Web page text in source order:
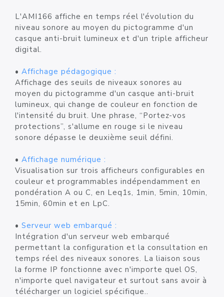
L'AMI166 affiche en temps réel l'évolution du
niveau sonore au moyen du pictogramme d'un
casque anti-bruit lumineux et d'un triple afficheur
digital.
• Affichage pédagogique :
Affichage des seuils de niveaux sonores au
moyen du pictogramme d'un casque anti-bruit
lumineux, qui change de couleur en fonction de
l'intensité du bruit. Une phrase, “Portez-vos
protections”, s'allume en rouge si le niveau
sonore dépasse le deuxième seuil défini.
• Affichage numérique :
Visualisation sur trois afficheurs configurables en
couleur et programmables indépendamment en
pondération A ou C, en Leq1s, 1min, 5min, 10min,
15min, 60min et en LpC.
• Serveur web embarqué :
Intégration d'un serveur web embarqué
permettant la configuration et la consultation en
temps réel des niveaux sonores. La liaison sous
la forme IP fonctionne avec n'importe quel OS,
n'importe quel navigateur et surtout sans avoir à
télécharger un logiciel spécifique..